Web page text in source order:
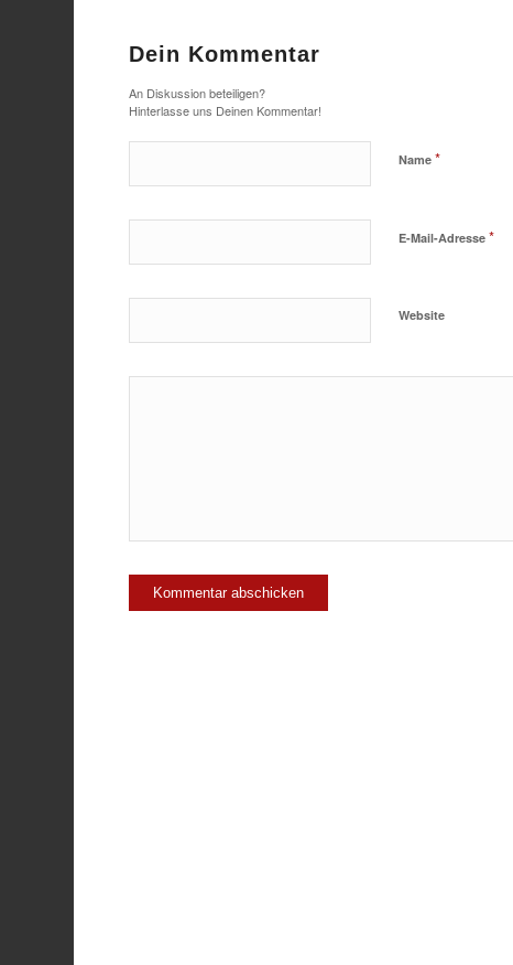
Dein Kommentar
An Diskussion beteiligen?
Hinterlasse uns Deinen Kommentar!
Name*
E-Mail-Adresse*
Website